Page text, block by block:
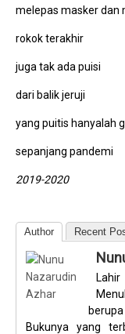
melepas masker dan
rokok terakhir
juga tak ada puisi
dari balik jeruji
yang puitis hanyalah
sepanjang pandemi
2019-2020
Author Recent
Bukunya yang